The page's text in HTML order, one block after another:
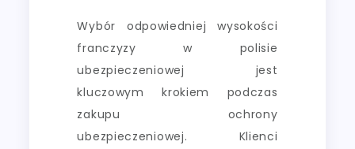
Wybór odpowiedniej wysokości
franczyzy w polisie
ubezpieczeniowej jest
kluczowym krokiem podczas
zakupu ochrony
ubezpieczeniowej. Klienci